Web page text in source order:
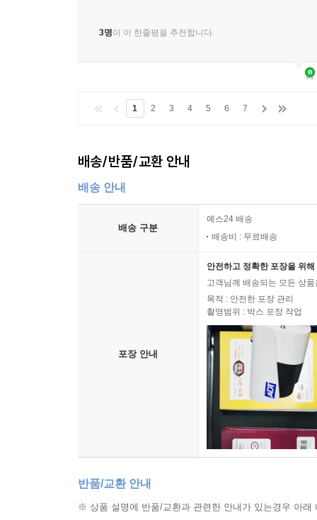
3명이 이 한줄평을 추천합니다.
1 2 3 4 5 6 7
배송/반품/교환 안내
배송 안내
배송 구분
예스24 배송
배송비 : 무료배송
포장 안내
안전하고 정확한 포장을 위
고객님께 배송되는 모든 상
목적 : 안전한 포장 관리
촬영범위 : 박스 포장 작업
반품/교환 안내
※ 상품 설명에 반품/교환과 관련한 안내가 있는경우 아